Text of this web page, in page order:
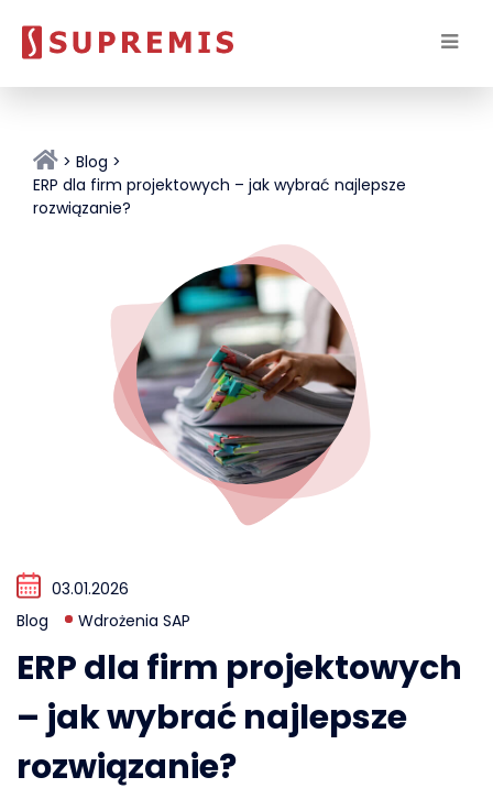
Blog
ERP dla firm projektowych – jak wybrać najlepsze
rozwiązanie?
03.01.2026
Blog
Wdrożenia SAP
ERP dla firm projektowych
– jak wybrać najlepsze
rozwiązanie?